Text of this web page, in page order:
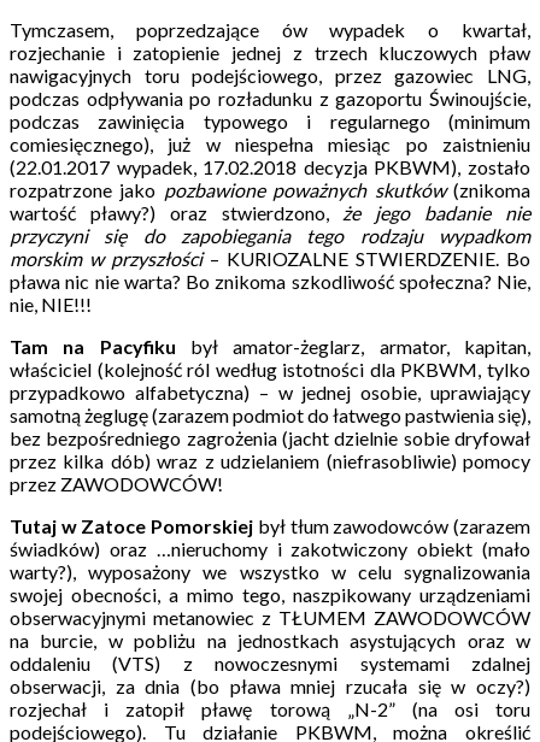
Tymczasem, poprzedzające ów wypadek o kwartał,
rozjechanie i zatopienie jednej z trzech kluczowych pław
nawigacyjnych toru podejściowego, przez gazowiec LNG,
podczas odpływania po rozładunku z gazoportu Świnoujście,
podczas zawinięcia typowego i regularnego (minimum
comiesięcznego), już w niespełna miesiąc po zaistnieniu
(22.01.2017 wypadek, 17.02.2018 decyzja PKBWM), zostało
rozpatrzone jako pozbawione poważnych skutków(znikoma
wartość pławy?) oraz stwierdzono, że jego badanie nie
przyczyni się do zapobiegania tego rodzaju wypadkom
morskim w przyszłości– KURIOZALNE STWIERDZENIE. Bo
pława nic nie warta? Bo znikoma szkodliwość społeczna? Nie,
nie, NIE!!!
Tam na Pacyfiku był amator-żeglarz, armator, kapitan,
właściciel (kolejność ról według istotności dla PKBWM, tylko
przypadkowo alfabetyczna) – w jednej osobie, uprawiający
samotną żeglugę (zarazem podmiot do łatwego pastwienia się),
bez bezpośredniego zagrożenia (jacht dzielnie sobie dryfował
przez kilka dób) wraz z udzielaniem (niefrasobliwie) pomocy
przez ZAWODOWCÓW!
Tutaj w Zatoce Pomorskiej był tłum zawodowców (zarazem
świadków) oraz …nieruchomy i zakotwiczony obiekt (mało
warty?), wyposażony we wszystko w celu sygnalizowania
swojej obecności, a mimo tego, naszpikowany urządzeniami
obserwacyjnymi metanowiec z TŁUMEM ZAWODOWCÓW
na burcie, w pobliżu na jednostkach asystujących oraz w
oddaleniu (VTS) z nowoczesnymi systemami zdalnej
obserwacji, za dnia (bo pława mniej rzucała się w oczy?)
rozjechał i zatopił pławę torową „N-2” (na osi toru
podejściowego). Tu działanie PKBWM, można określić